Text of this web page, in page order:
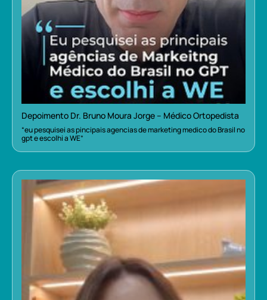
Depoimento Dr. Bruno Moura Jorge – Médico Ortopedista
“eu pesquisei as pincipais agencias de marketing medico do Brasil no
gpt e escolhi a WE”